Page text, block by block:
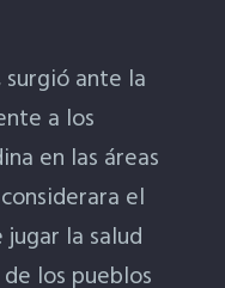
ante la
a los
en las áreas
el
la salud
los pueblos